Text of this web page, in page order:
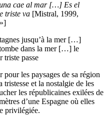
cae al mar […] Es el
triste va [Mistral, 1999,
jusqu’à la mer […]
dans la mer […] le
triste passe
les paysages de sa région
et la nostalgie de les
les républicaines exilées de
d’une Espagne où elles
privilégiée.